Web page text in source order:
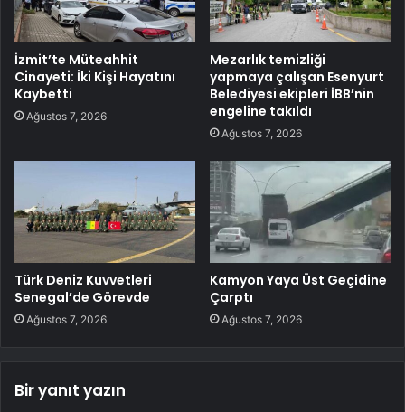
İzmit’te Müteahhit
Cinayeti: İki Kişi Hayatını
Kaybetti
Ağustos 7, 2026
Mezarlık temizliği
yapmaya çalışan Esenyurt
Belediyesi ekipleri İBB’nin
engeline takıldı
Ağustos 7, 2026
Türk Deniz Kuvvetleri
Senegal’de Görevde
Ağustos 7, 2026
Kamyon Yaya Üst Geçidine
Çarptı
Ağustos 7, 2026
Bir yanıt yazın